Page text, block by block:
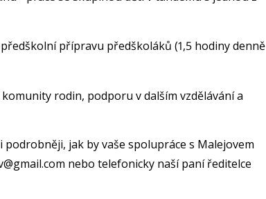
přípravu předškoláků (1,5 hodiny denně
rodin, podporu v dalším vzdělávání a
jak by vaše spolupráce s Malejovem
nebo telefonicky naší paní ředitelce